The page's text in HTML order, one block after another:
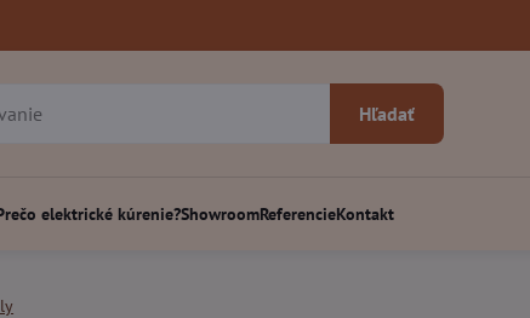
Hľadať
elektrické kúrenie?ShowroomReferencieKontakt